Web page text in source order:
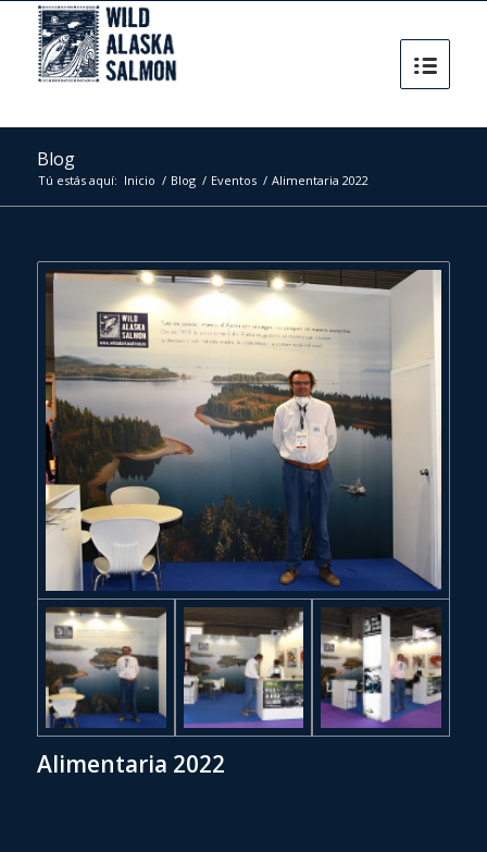
Blog
Tú estás aquí: Inicio / Blog / Eventos / Alimentaria 2022
Alimentaria 2022